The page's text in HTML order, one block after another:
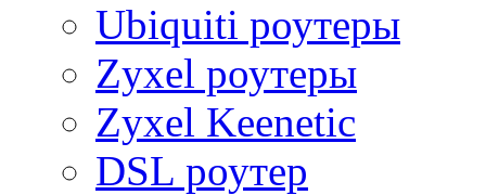
Ubiquiti роутеры
Zyxel роутеры
Zyxel Keenetic
DSL роутер